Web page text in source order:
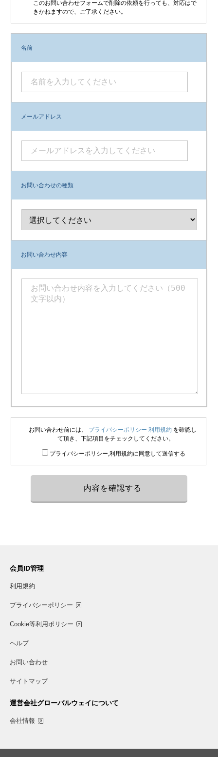
このお問い合わせフォームで削除の依頼を行っても、対応はで
きかねますので、ご了承ください。
名前
メールアドレス
お問い合わせの種類
お問い合わせ内容
お問い合わせ前には、 プライバシーポリシー 利用規約 を確認し
て頂き、下記項目をチェックしてください。
プライバシーポリシー,利用規約に同意して送信する
会員ID管理
利用規約
プライバシーポリシー
Cookie等利用ポリシー
ヘルプ
お問い合わせ
サイトマップ
運営会社グローバルウェイについて
会社情報